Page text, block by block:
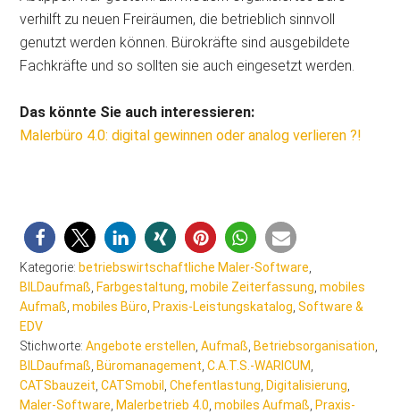
verhilft zu neuen Freiräumen, die betrieblich sinnvoll
genutzt werden können. Bürokräfte sind ausgebildete
Fachkräfte und so sollten sie auch eingesetzt werden.
Das könnte Sie auch interessieren:
Malerbüro 4.0: digital gewinnen oder analog verlieren ?!
Kategorie: betriebswirtschaftliche Maler-Software
BILDaufmaß Farbgestaltung ,mobile Zeiterfassung ,mobiles
Aufmaß ,mobiles Büro Praxis-Leistungskatalog ,Software &
EDV
Stichworte:Angebote erstellen ,Aufmaß Betriebsorganisation
BILDaufmaß Büromanagement ,C.A.T.S.-WARICUM
CATSbauzeit ,CATSmobil ,Chefentlastung Digitalisierung
Maler-Software Malerbetrieb 4.0 ,mobiles Aufmaß Praxis-